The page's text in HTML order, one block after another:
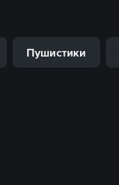
Пушистики